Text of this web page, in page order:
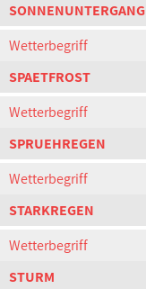
SONNENUNTERGANG
Wetterbegriff
SPAETFROST
Wetterbegriff
SPRUEHREGEN
Wetterbegriff
STARKREGEN
Wetterbegriff
STURM